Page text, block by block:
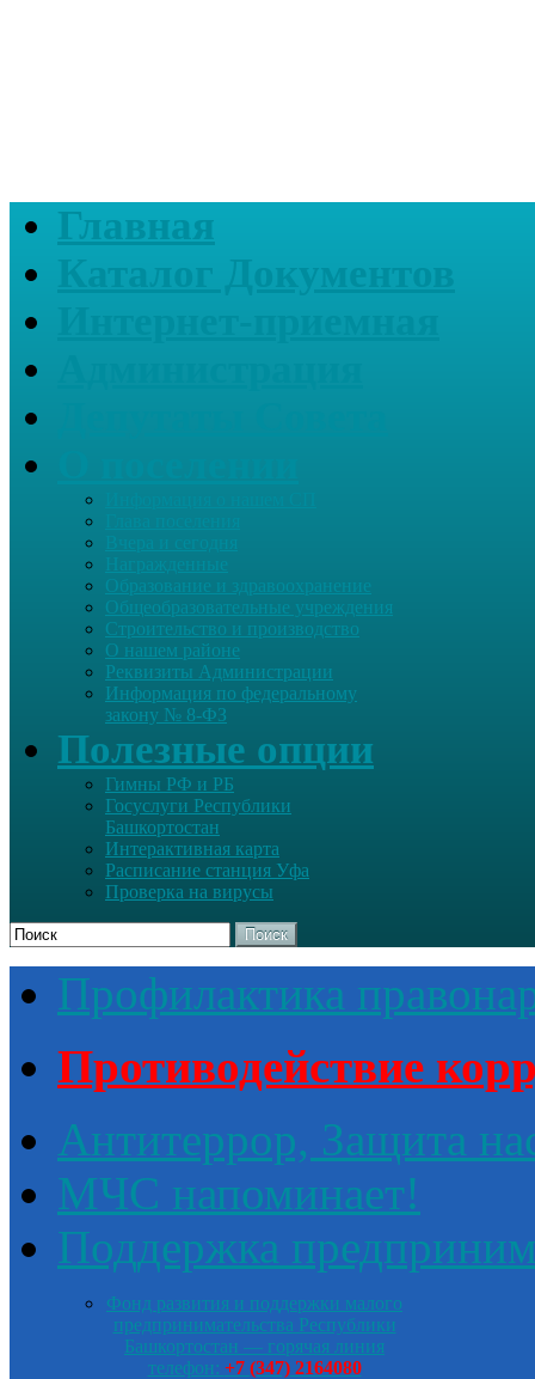
Главная
Награжденные
Образование и здравоохранение
Общеобразовательные учреждения
Строительство и производство
О нашем районе
Реквизиты Администрации
Информация по федеральному
закону № 8-ФЗ
Полезные опции
Гимны РФ и РБ
Госуслуги Республики
Башкортостан
Интерактивная карта
Расписание станция Уфа
Проверка на вирусы
Поиск
Профилактика
Противодействие
Антитеррор, Защита
МЧС напоминает!
Поддержка
Фонд развития и поддержки малого
предпринимательства Республики
Башкортостан — горячая линия
телефон: +7 (347) 2164080